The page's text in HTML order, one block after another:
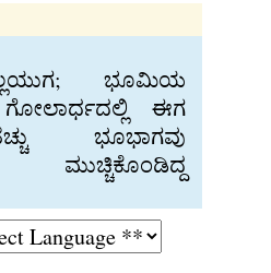
ಭೂಮಿಯ
ಈಗ
ಭೂಭಾಗವು